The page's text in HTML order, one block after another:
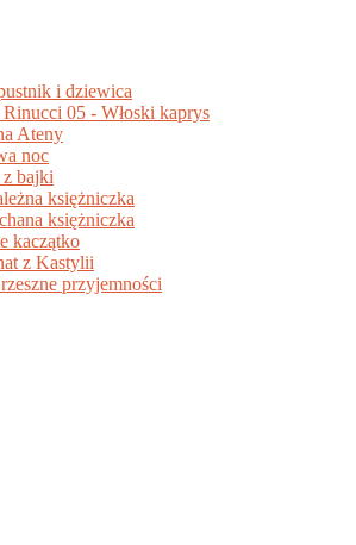
i dziewica
05 - Włoski kaprys
Ateny
noc
z bajki
księżniczka
księżniczka
kaczątko
z Kastylii
przyjemności